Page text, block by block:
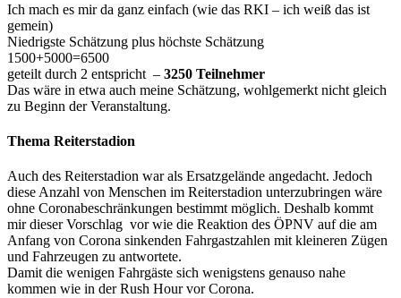
Ich mach es mir da ganz einfach (wie das RKI – ich weiß das ist
gemein)
Niedrigste Schätzung plus höchste Schätzung
1500+5000=6500
geteilt durch 2 entspricht – 3250 Teilnehmer
Das wäre in etwa auch meine Schätzung, wohlgemerkt nicht gleich
zu Beginn der Veranstaltung.
Thema Reiterstadion
Auch des Reiterstadion war als Ersatzgelände angedacht. Jedoch
diese Anzahl von Menschen im Reiterstadion unterzubringen wäre
ohne Coronabeschränkungen bestimmt möglich. Deshalb kommt
mir dieser Vorschlag vor wie die Reaktion des ÖPNV auf die am
Anfang von Corona sinkenden Fahrgastzahlen mit kleineren Zügen
und Fahrzeugen zu antwortete.
Damit die wenigen Fahrgäste sich wenigstens genauso nahe
kommen wie in der Rush Hour vor Corona.